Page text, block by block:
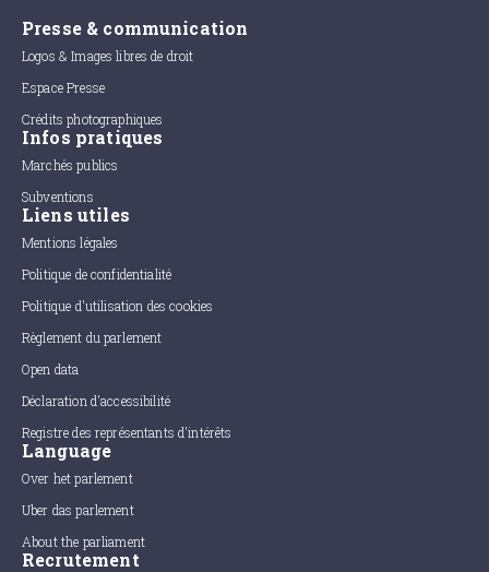
Presse & communication
Logos & Images libres de droit
Espace Presse
Crédits photographiques
Infos pratiques
Marchés publics
Subventions
Liens utiles
Mentions légales
Politique de confidentialité
Politique d'utilisation des cookies
Règlement du parlement
Open data
Déclaration d'accessibilité
Registre des représentants d'intérêts
Language
Over het parlement
Uber das parlement
About the parliament
Recrutement